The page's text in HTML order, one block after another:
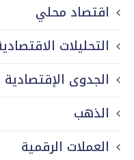
اقتصاد محلي
التحليلات
الجدوى الإقتصادية
الذهب
العملات الرقمية